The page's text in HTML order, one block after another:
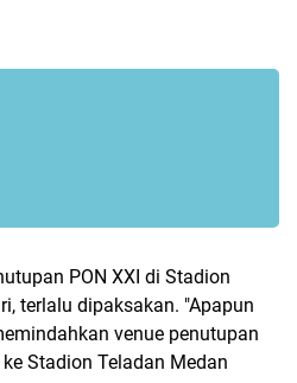
PON XXI di Stadion
terlalu dipaksakan. "Apapun
venue penutupan
Stadion Teladan Medan